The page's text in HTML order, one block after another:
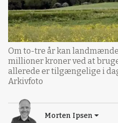
Om to-tre år kan
millioner kroner ved at
allerede er tilgængelige i
Arkivfoto
Morten Ipsen